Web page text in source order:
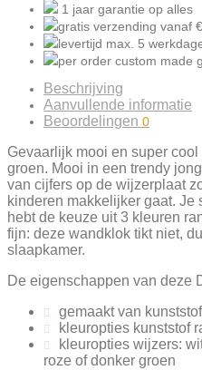
1 jaar garantie op alles
gratis verzending vanaf
levertijd max. 5
per order custom made
Beschrijving
Aanvullende informatie
Beoordelingen 0
Gevaarlijk mooi en super
groen. Mooi in een trendy
van cijfers op de wijzerplaat
kinderen makkelijker gaat. Je
hebt de keuze uit 3 kleuren
fijn: deze wandklok tikt niet,
slaapkamer.
De eigenschappen van deze
gemaakt van
kleuropties kunststof
kleuropties wijzers:
roze of donker groen